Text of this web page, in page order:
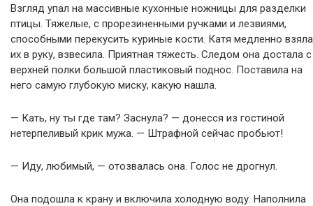
Взгляд упал на массивные кухонные ножницы для разделки
птицы. Тяжелые, с прорезиненными ручками и лезвиями,
способными перекусить куриные кости. Катя медленно взяла
их в руку, взвесила. Приятная тяжесть. Следом она достала с
верхней полки большой пластиковый поднос. Поставила на
него самую глубокую миску, какую нашла.
— Кать, ну ты где там? Заснула? — донесся из гостиной
нетерпеливый крик мужа. — Штрафной сейчас пробьют!
— Иду, любимый, — отозвалась она. Голос не дрогнул.
Она подошла к крану и включила холодную воду. Наполнила